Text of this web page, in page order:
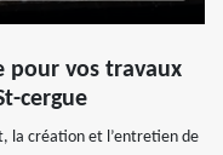
pour vos travaux
cergue
la création et l’entretien de